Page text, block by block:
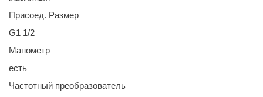
Присоед. Размер
G1 1/2
Манометр
есть
Частотный преобразователь